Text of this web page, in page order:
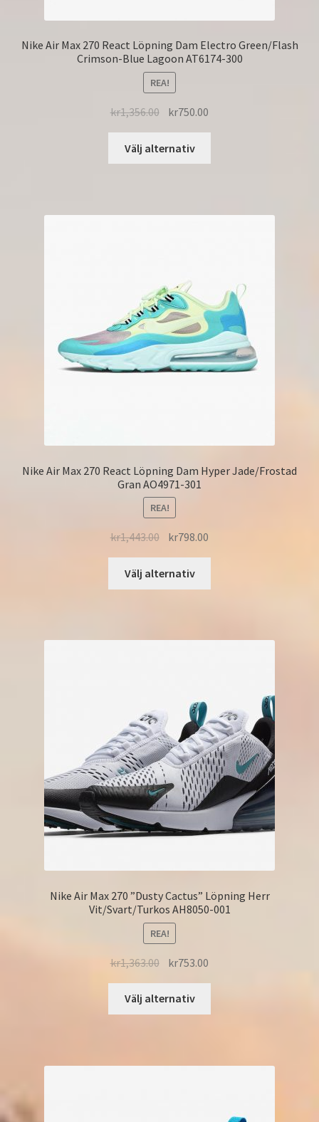
Nike Air Max 270 React Löpning Dam Electro Green/Flash
Crimson-Blue Lagoon AT6174-300
REA!
kr1,356.00 kr750.00
Välj alternativ
Nike Air Max 270 React Löpning Dam Hyper Jade/Frostad
Gran AO4971-301
REA!
kr1,443.00 kr798.00
Välj alternativ
Nike Air Max 270 ”Dusty Cactus” Löpning Herr
Vit/Svart/Turkos AH8050-001
REA!
kr1,363.00 kr753.00
Välj alternativ